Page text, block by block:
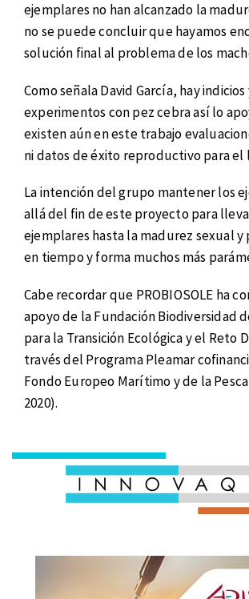
ejemplares no han alcanzado la
no se puede concluir que hayamos
solución final al problema de los
Como señala David García, hay
experimentos con pez cebra así lo
existen aún en este trabajo
ni datos de éxito reproductivo para el
La intención del grupo mantener los
allá del fin de este proyecto para
ejemplares hasta la madurez sexual
en tiempo y forma muchos más
Cabe recordar que PROBIOSOLE ha
apoyo de la Fundación Biodiversidad
para la Transición Ecológica y el Reto
través del Programa Pleamar
Fondo Europeo Marítimo y de la Pesca
2020).